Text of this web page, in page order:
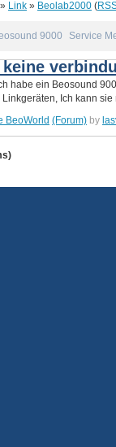
» Link » Beolab2000 (
9000 Service
habe ein Beosound
Ich kann
BeoWorld (Forum) by